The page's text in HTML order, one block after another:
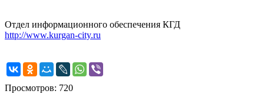
Отдел информационного обеспечения КГД
http://www.kurgan-city.ru
Просмотров: 720